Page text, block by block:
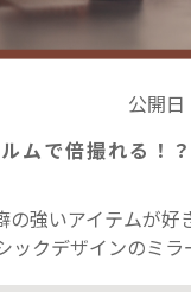
公開
ムで倍撮れる！
の強いアイテムが好
クデザインのミラ